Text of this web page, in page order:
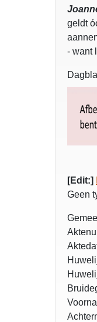
geldt
- want
[Edit:]
Geen